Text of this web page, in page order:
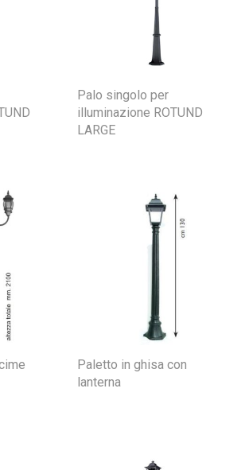
Palo singolo per
illuminazione ROTUND
LARGE
Paletto in ghisa con
lanterna